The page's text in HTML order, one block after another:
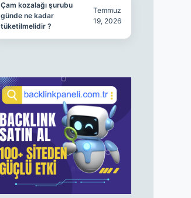
Çam kozalağı şurubu
günde ne kadar
tüketilmelidir ?
Temmuz
19, 2026